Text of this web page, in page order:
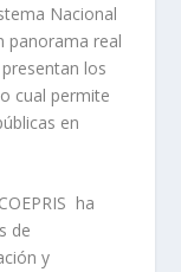
Nacional
panorama real
los
cual permite
en
ha
de
y